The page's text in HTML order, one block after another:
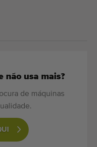
não usa mais?
de máquinas